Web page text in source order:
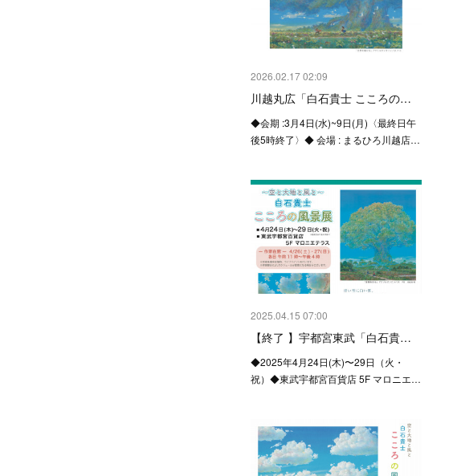
2026.02.17 02:09
川越丸広「白石貴士 こころの…
◆会期 :3月4日(水)~9日(月)〈最終日午
後5時終了〉◆ 会場 : まるひろ川越店…
2025.04.15 07:00
【終了 】宇都宮東武「白石貴…
◆2025年4月24日(木)〜29日（火・
祝）◆東武宇都宮百貨店 5F マロニエ…